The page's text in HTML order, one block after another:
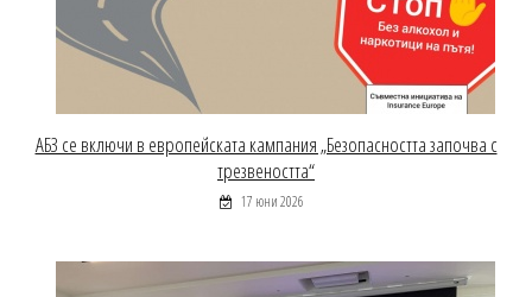
АБЗ се включи в европейската кампания „Безопасността започва с
трезвеността“
17 юни 2026